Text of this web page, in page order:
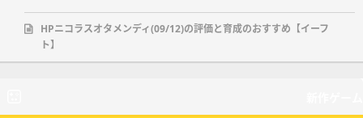
HPニコラスオタメンディ(09/12)の評価と育成のおすすめ【イーフ
ト】